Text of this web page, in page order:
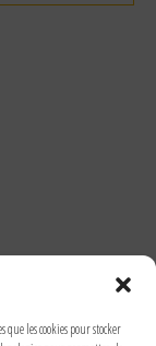
les cookies pour stocker